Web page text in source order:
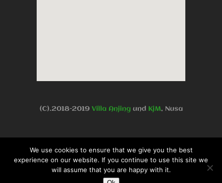
(C).2018-2019 Villa Anjingund KjM, Nusa
Datenschutzerklärung
We use cookies to ensure that we give you the best
experience on our website. If you continue to use this site we
will assume that you are happy with it.